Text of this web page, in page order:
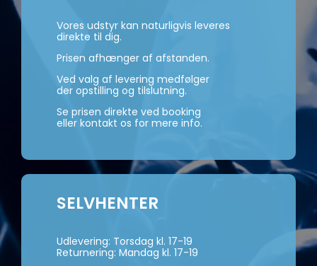
Vores udstyr kan naturligvis leveres
direkte til dig.
Prisen afhænger af afstanden.
Ved valg af levering medfølger
der opstilling og tilslutning.
Se prisen direkte ved booking
eller kontakt os for mere info.
SELVHENTER
Udlevering: Torsdag kl. 17-19
Returnering: Mandag kl. 17-19